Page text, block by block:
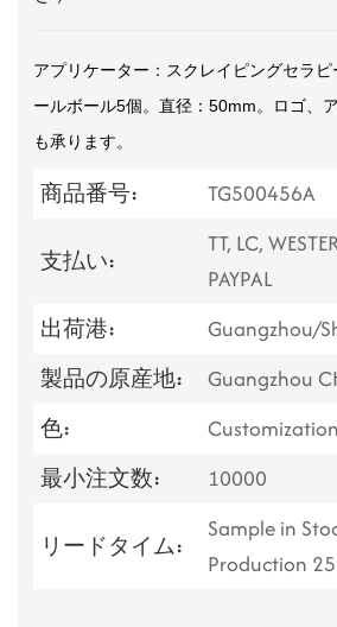
アプリケーター：スクレイピングセラ
ールボール5個。直径：50mm。ロゴ、
も承ります。
商品番号: TG500456A
支払い:
TT, LC,
PAYPAL
出荷港:
Guangzhou/
製品の原産地:
Guangzhou
色:
Customization
最小注文数:
10000
リードタイム:
Sample in
Production